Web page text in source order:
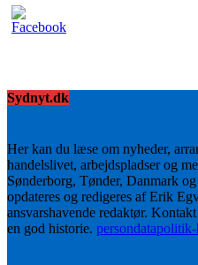
Sydnyt.dk
Her kan du læse om nyheder,
handelslivet, arbejdspladser og
Sønderborg, Tønder, Danmark
opdateres og redigeres af Erik
ansvarshavende redaktør.
en god historie.